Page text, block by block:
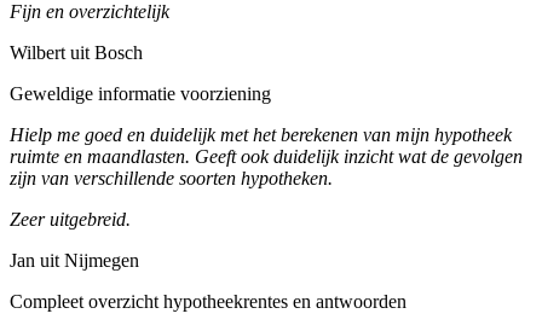
Fijn en overzichtelijk
Wilbert uit Bosch
Geweldige informatie voorziening
Hielp me goed en duidelijk met het berekenen van mijn hypotheek
ruimte en maandlasten. Geeft ook duidelijk inzicht wat de gevolgen
zijn van verschillende soorten hypotheken.
Zeer uitgebreid.
Jan uit Nijmegen
Compleet overzicht hypotheekrentes en antwoorden